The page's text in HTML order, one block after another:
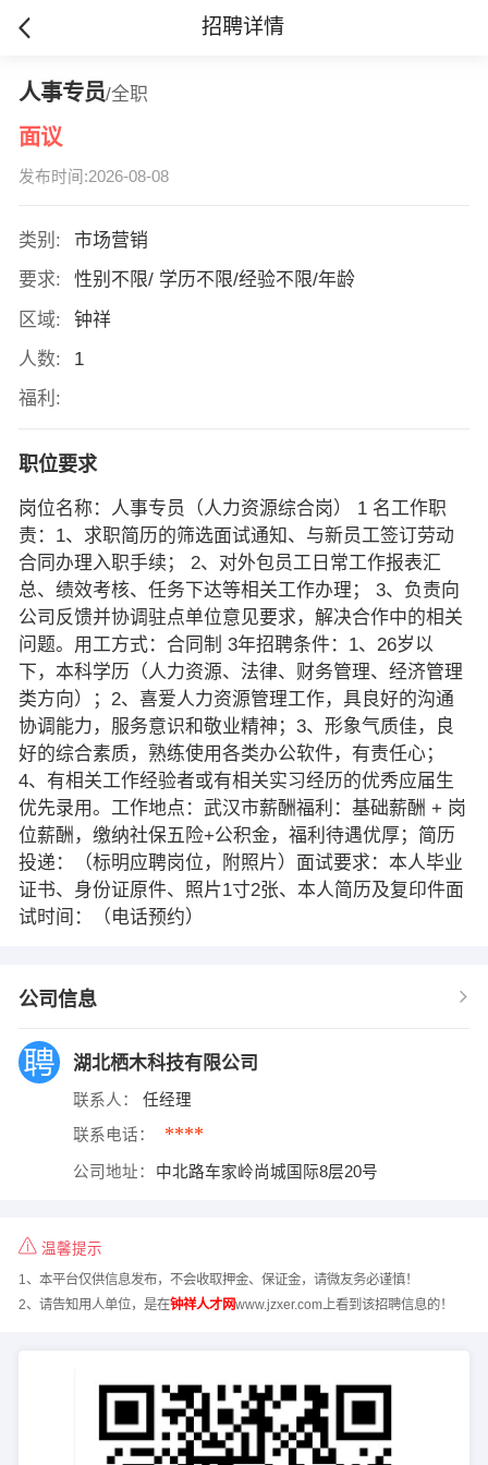
招聘详情
人事专员/全职
面议
发布时间:2026-08-08
类别:
市场营销
要求:
性别不限/ 学历不限/经验不限/年龄
区域:
钟祥
人数:
1
福利:
职位要求
岗位名称：人事专员（人力资源综合岗） 1 名工作职
责：1、求职简历的筛选面试通知、与新员工签订劳动
合同办理入职手续； 2、对外包员工日常工作报表汇
总、绩效考核、任务下达等相关工作办理； 3、负责向
公司反馈并协调驻点单位意见要求，解决合作中的相关
问题。用工方式：合同制 3年招聘条件：1、26岁以
下，本科学历（人力资源、法律、财务管理、经济管理
类方向）；2、喜爱人力资源管理工作，具良好的沟通
协调能力，服务意识和敬业精神；3、形象气质佳，良
好的综合素质，熟练使用各类办公软件，有责任心；
4、有相关工作经验者或有相关实习经历的优秀应届生
优先录用。工作地点：武汉市薪酬福利：基础薪酬 + 岗
位薪酬，缴纳社保五险+公积金，福利待遇优厚；简历
投递：（标明应聘岗位，附照片）面试要求：本人毕业
证书、身份证原件、照片1寸2张、本人简历及复印件面
试时间：（电话预约）
公司信息
湖北栖木科技有限公司
联系人： 任经理
联系电话： ****
公司地址： 中北路车家岭尚城国际8层20号
温馨提示
1、本平台仅供信息发布，不会收取押金、保证金，请微友务必谨慎！
2、请告知用人单位，是在钟祥人才网www.jzxer.com上看到该招聘信息的！